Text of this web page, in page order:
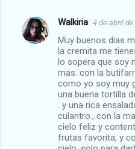
C
Walkiria 4 de abril
Muy buenos dias
la cremita me
lo sopera que soy
mas. con la
como yo soy muy
una buena tortilla
. y una rica
culantro., con la
cielo feliz y
frutas favorita, y